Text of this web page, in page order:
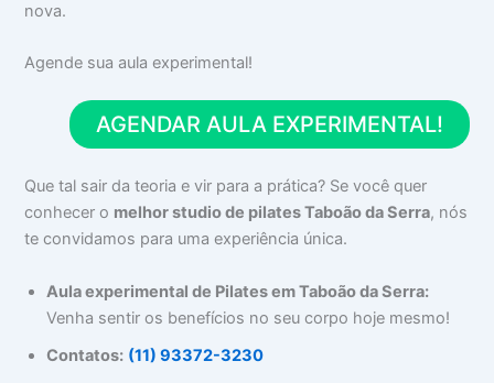
nova.
Agende sua aula experimental!
AGENDAR AULA EXPERIMENTAL!
Que tal sair da teoria e vir para a prática? Se você quer
conhecer o melhor studio de pilates Taboão da Serra, nós
te convidamos para uma experiência única.
Aula experimental de Pilates em Taboão da Serra:
Venha sentir os benefícios no seu corpo hoje mesmo!
Contatos: (11) 93372-3230